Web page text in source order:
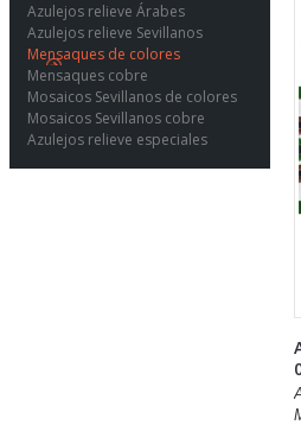
Azulejos relieve Árabes
Azulejos relieve Sevillanos
Mensaques de colores
Mensaques cobre
Mosaicos Sevillanos de colores
Mosaicos Sevillanos cobre
Azulejos relieve especiales